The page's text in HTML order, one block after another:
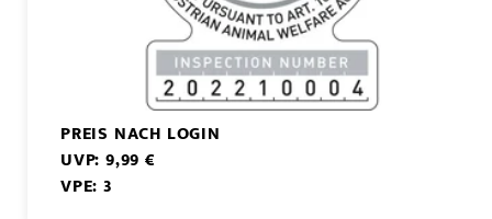
PREIS NACH LOGIN
UVP: 9,99 €
VPE: 3